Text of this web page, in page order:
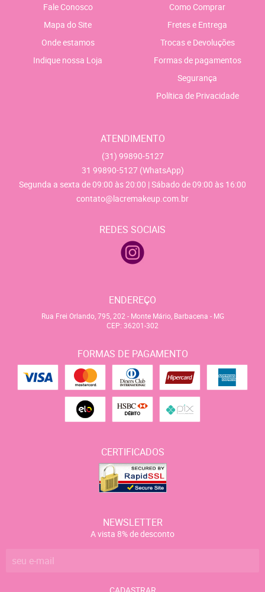
Fale Conosco
Mapa do Site
Onde estamos
Indique nossa Loja
Como Comprar
Fretes e Entrega
Trocas e Devoluções
Formas de pagamentos
Segurança
Política de Privacidade
ATENDIMENTO
(31) 99890-5127
31 99890-5127 (WhatsApp)
Segunda a sexta de 09:00 às 20:00 | Sábado de 09:00 às 16:00
contato@lacremakeup.com.br
REDES SOCIAIS
ENDEREÇO
Rua Frei Orlando, 795, 202 - Monte Mário, Barbacena - MG
CEP: 36201-302
FORMAS DE PAGAMENTO
CERTIFICADOS
NEWSLETTER
A vista 8% de desconto
CADASTRAR